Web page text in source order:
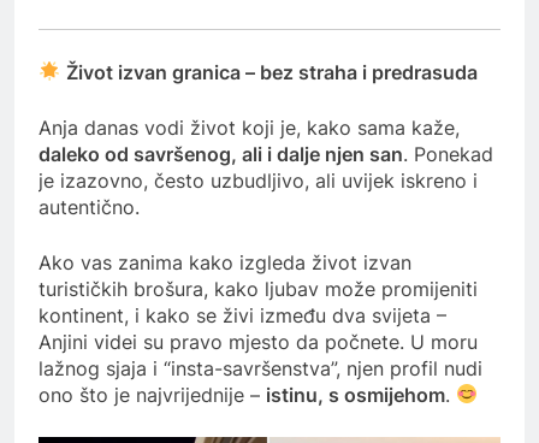
Život izvan granica – bez straha i predrasuda
Anja danas vodi život koji je, kako sama kaže,
daleko od savršenog, ali i dalje njen san. Ponekad
je izazovno, često uzbudljivo, ali uvijek iskreno i
autentično.
Ako vas zanima kako izgleda život izvan
turističkih brošura, kako ljubav može promijeniti
kontinent, i kako se živi između dva svijeta –
Anjini videi su pravo mjesto da počnete. U moru
lažnog sjaja i “insta-savršenstva”, njen profil nudi
ono što je najvrijednije – istinu, s osmijehom.